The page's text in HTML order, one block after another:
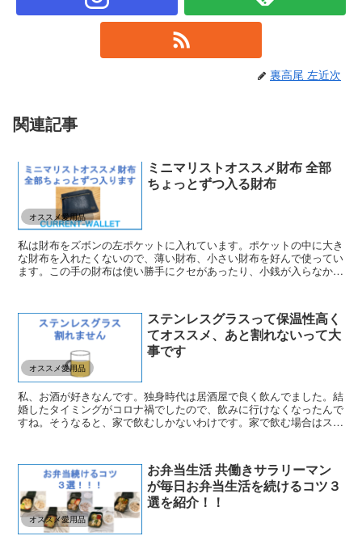
裏高尾 左近次
関連記事
オススメ愛用品
ミニマリストオススメ財布 全部
ちょっとずつ入る財布
私は財布をズボンの左ポケットに入れています。ポケットの中に大き
な財布を入れたくないので、薄い財布、小さい財布を好んで使ってい
ます。この手の財布は使い勝手にクセがあったり、小銭が入らなかっ
オススメ愛用品
ステンレスグラスって保温性高く
てオススメ、あと割れないって大
事です
私、お酒が好きなんです。独身時代は居酒屋で良く飲んでました。結
婚したタイミングがコロナ禍でしたので、飲みに行けなくなったんで
すね。そうなると、家で飲むしかないわけです。家で飲む場合はステ
オススメ愛用品
お弁当生活 共働きサラリーマン
が毎日お弁当生活を続けるコツ３
選を紹介！！